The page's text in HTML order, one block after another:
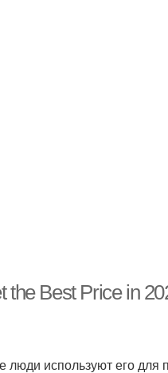
the Best Price in
люди используют его для